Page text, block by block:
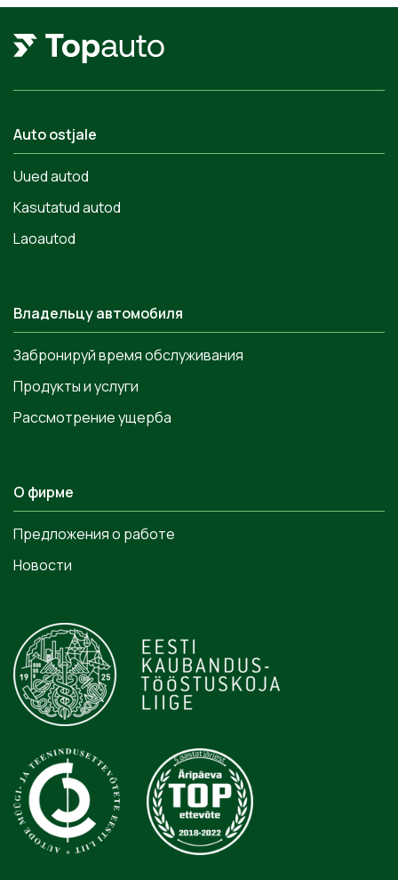
Auto ostjale
Uued autod
Kasutatud autod
Laoautod
Владельцу автомобиля
Забронируй время обслуживания
Продукты и услуги
Рассмотрение ущерба
О фирме
Предложения о работе
Новости